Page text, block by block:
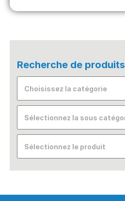
Recherche de produits